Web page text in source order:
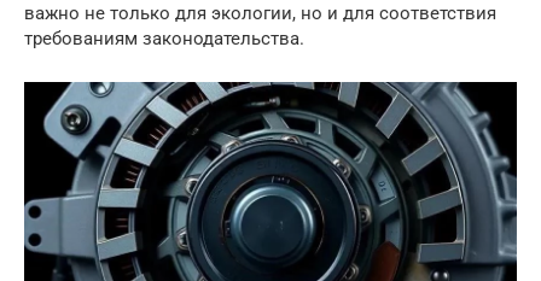
важно не только для экологии, но и для соответствия
требованиям законодательства.